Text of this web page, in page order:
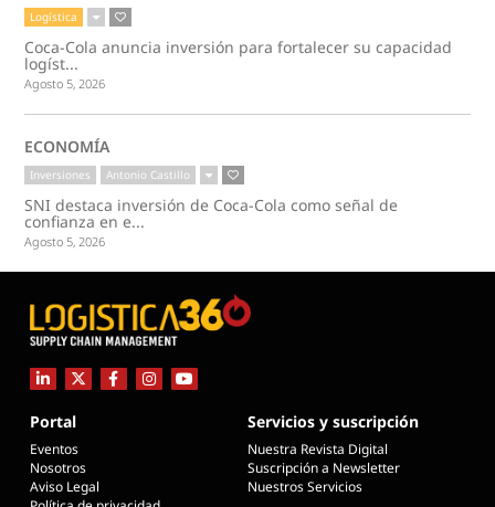
Logística
Coca-Cola anuncia inversión para fortalecer su capacidad
logíst...
Agosto 5, 2026
ECONOMÍA
Inversiones Antonio Castillo
SNI destaca inversión de Coca-Cola como señal de
confianza en e...
Agosto 5, 2026
Portal
Eventos
Nosotros
Aviso Legal
Servicios y suscripción
Nuestra Revista Digital
Suscripción a Newsletter
Nuestros Servicios